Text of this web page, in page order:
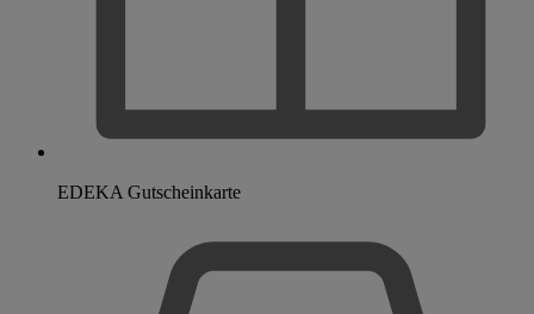
EDEKA Gutscheinkarte